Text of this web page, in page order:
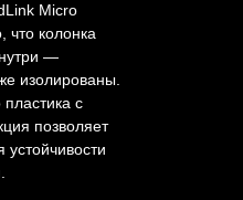
Micro
что колонка
—
изолированы.
пластика с
позволяет